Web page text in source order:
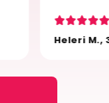
Heleri M.,